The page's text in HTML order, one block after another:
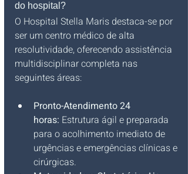
do hospital?
O Hospital Stella Maris destaca-se por
ser um centro médico de alta
resolutividade, oferecendo assistência
multidisciplinar completa nas
seguintes áreas:
Pronto-Atendimento 24
horas: Estrutura ágil e preparada
para o acolhimento imediato de
urgências e emergências clínicas e
cirúrgicas.